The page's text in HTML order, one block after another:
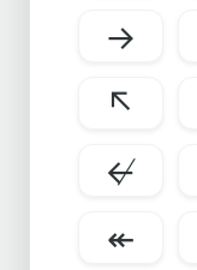
→
↖
↚
↞